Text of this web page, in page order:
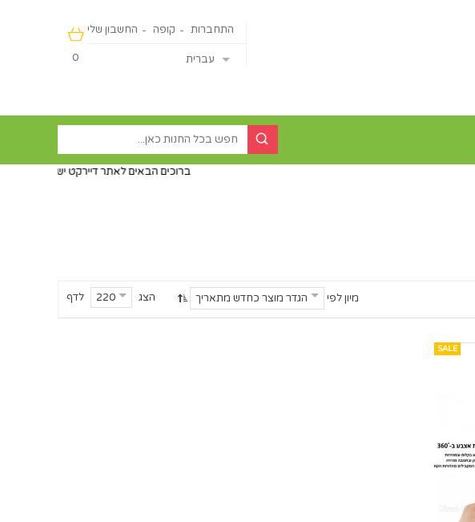
0
החשבון שלי קופה התחברות
עברית
ברוכים הבאים לאתר דיירקט ישראליין - מכירה
הצג 220 לדף מיון לפי הגדר מוצר כחדש מתאריך
SALE